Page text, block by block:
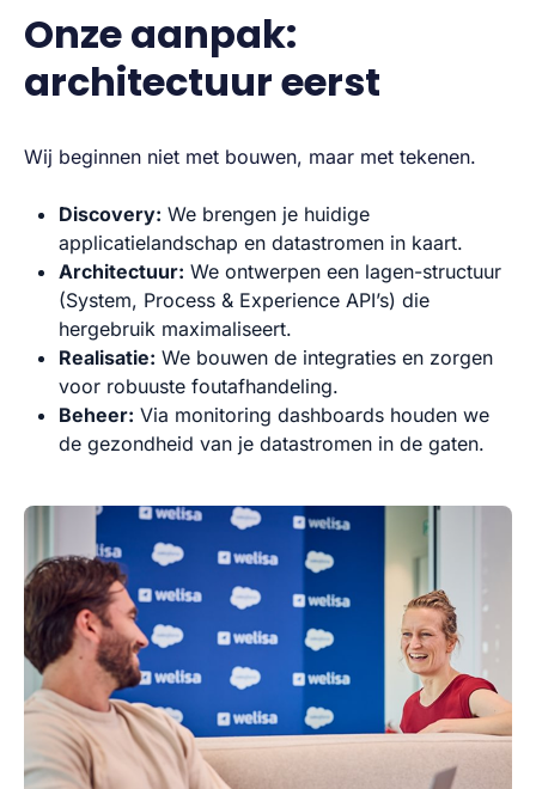
Onze aanpak:
architectuur eerst
Wij beginnen niet met bouwen, maar met tekenen.
Discovery: We brengen je huidige
applicatielandschap en datastromen in kaart.
Architectuur: We ontwerpen een lagen-structuur
(System, Process & Experience API’s) die
hergebruik maximaliseert.
Realisatie: We bouwen de integraties en zorgen
voor robuuste foutafhandeling.
Beheer: Via monitoring dashboards houden we
de gezondheid van je datastromen in de gaten.